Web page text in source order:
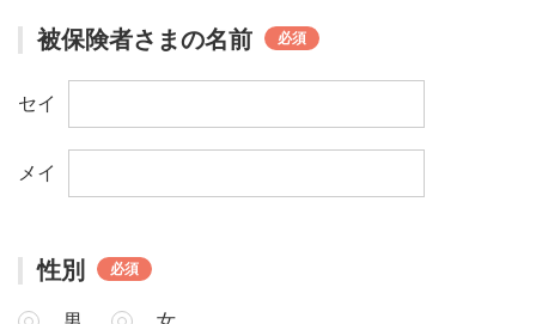
被保険者さまの名前 必須
セイ
メイ
性別 必須